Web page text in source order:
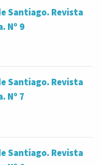
Santiago. Revista
Nº 9
Santiago. Revista
Nº 7
Santiago. Revista